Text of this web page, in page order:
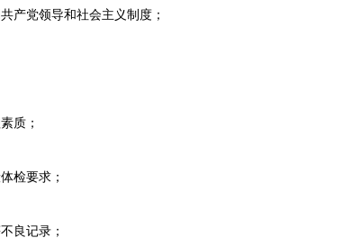
党领导和社会主义制度；
质；
检要求；
良记录；